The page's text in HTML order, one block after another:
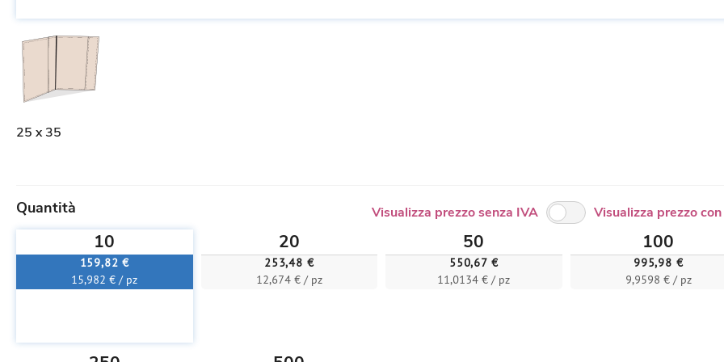
25 x 35
Quantità Visualizza prezzo senza IVA Visualizza prezzo
10
159,82 €
15,982 € / pz
20
253,48 €
12,674 € / pz
50
550,67 €
11,0134 € / pz
100
995,98 €
9,9598 € / pz